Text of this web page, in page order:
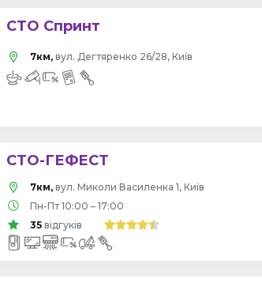
СТО Спринт
7км, вул. Дегтяренко 26/28, Київ
СТО-ГЕФЕСТ
7км, вул. Миколи Василенка 1, Київ
Пн-Пт 10:00 – 17:00
35 відгуків